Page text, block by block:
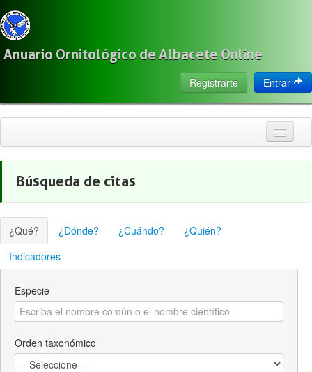
Anuario Ornitológico de Albacete Online
Entrar
Registrarte
Citas
Localización
Observadores
Acerca de
Búsqueda de citas
¿Qué? ¿Dónde? ¿Cuándo?
¿Quién?
Indicadores
Especie
Orden taxonómico